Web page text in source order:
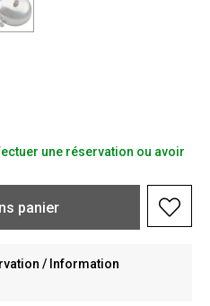
une réservation ou avoir
panier
/ Information